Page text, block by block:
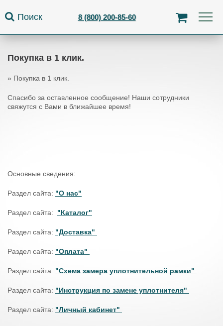
Поиск 8 (800) 200-85-60
Покупка в 1 клик.
Вы здесь
» Покупка в 1 клик.
Спасибо за оставленное сообщение! Наши сотрудники
свяжутся с Вами в ближайшее время!
Основные сведения:
Раздел сайта: "О нас"
Раздел сайта: "Каталог"
Раздел сайта: "Доставка"
Раздел сайта: "Оплата"
Раздел сайта: "Схема замера уплотнительной рамки"
Раздел сайта: "Инструкция по замене уплотнителя"
Раздел сайта: "Личный кабинет"